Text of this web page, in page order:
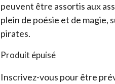
peuvent être assortis aux
plein de poésie et de magie,
pirates.
Produit épuisé
Inscrivez-vous pour être